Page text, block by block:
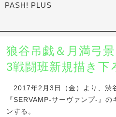
PASH! PLUS
狼谷吊戯＆月満弓
3戦闘班新規描き下
2017年2月3日（金）より、渋
『SERVAMP-サーヴァンプ-』
ンする。